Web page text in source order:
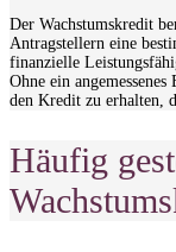
Der Wachstumskredit
Antragstellern eine
finanzielle
Ohne ein
den Kredit zu erhalten,
Häufig